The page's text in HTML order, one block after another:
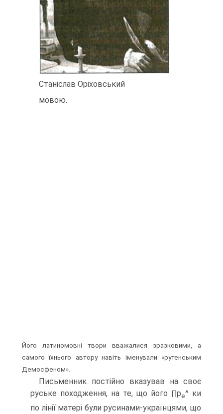
Станіслав Оріховський
мовою.
Його латиномовні твори вважалися зразковими, а
самого їхнього автору навіть іменували «рутенським
Демосфеном».
Письменник постійно вказував на своє
руське походження, на те, що його ∏pe^ ки
по лінії матері були русинами-українцями, що